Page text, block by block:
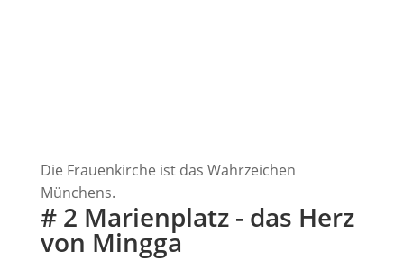
Die Frauenkirche ist das Wahrzeichen
Münchens.
# 2 Marienplatz - das Herz
von Mingga